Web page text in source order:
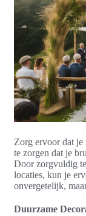
Zorg ervoor dat je
te zorgen dat je
Door zorgvuldig
locaties, kun je
onvergetelijk,
Duurzame